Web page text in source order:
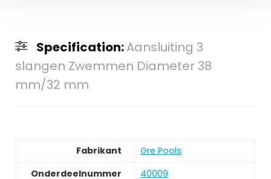
Specification:Aansluiting 3
slangen Zwemmen Diameter 38
mm/32 mm
Fabrikant
‎Gre Pools
Onderdeelnummer
‎40009